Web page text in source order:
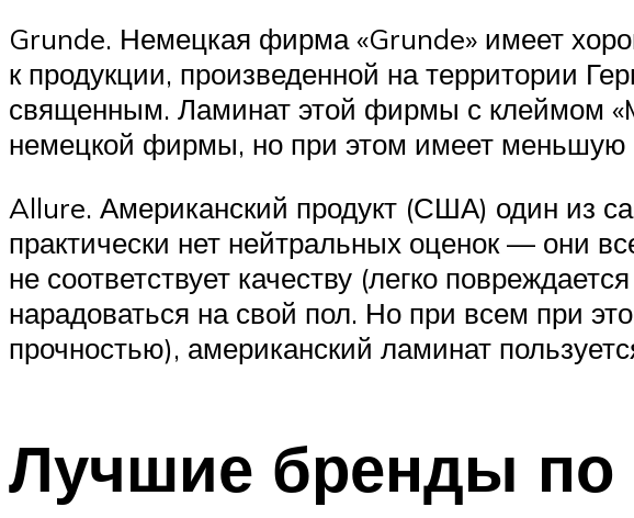
Grunde. Немецкая фирма «Grunde» имеет
к продукции, произведенной на территории
священным. Ламинат этой фирмы с клеймом
немецкой фирмы, но при этом имеет меньшую
Allure. Американский продукт (США) один из
практически нет нейтральных оценок — они
не соответствует качеству (легко
нарадоваться на свой пол. Но при всем при
прочностью), американский ламинат
Лучшие бренды по